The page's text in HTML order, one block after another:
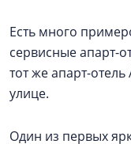
Есть много
сервисные апарт-
тот же апарт-
улице.
Один из первых